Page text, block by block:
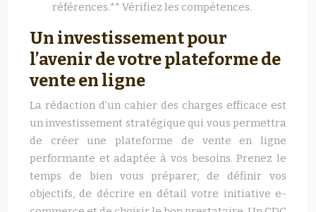
références.** Vérifiez les compétences.
Un investissement pour
l’avenir de votre plateforme de
vente en ligne
La rédaction d’un cahier des charges efficace est
un investissement stratégique qui vous permettra
de créer une plateforme de vente en ligne
performante et adaptée à vos besoins. Prenez le
temps de bien vous préparer, de définir vos
objectifs, de décrire en détail votre initiative e-